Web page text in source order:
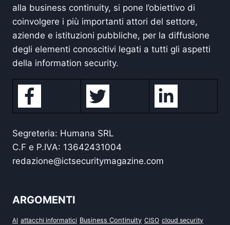
alla business continuity, si pone l’obiettivo di
coinvolgere i più importanti attori del settore,
aziende e istituzioni pubbliche, per la diffusione
degli elementi conoscitivi legati a tutti gli aspetti
della information security.
Segreteria: Humana SRL
C.F e P.IVA: 13642431004
redazione@ictsecuritymagazine.com
ARGOMENTI
AI attacchi informatici Business Continuity CISO cloud security